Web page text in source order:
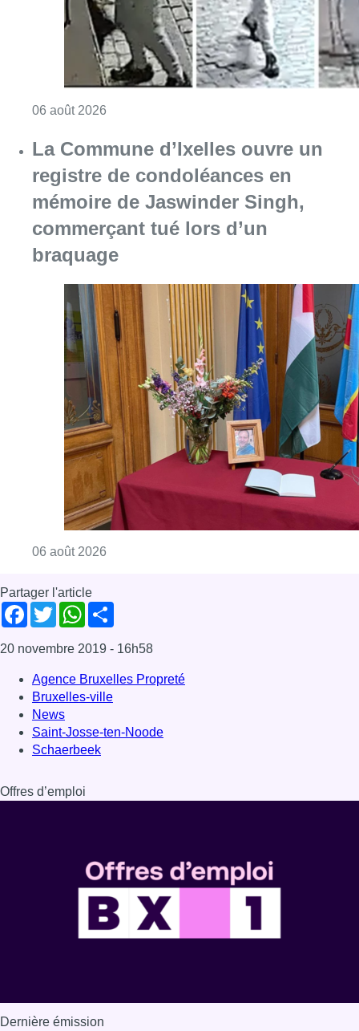
06 août 2026
La Commune d’Ixelles ouvre un
registre de condoléances en
mémoire de Jaswinder Singh,
commerçant tué lors d’un
braquage
06 août 2026
Partager l'article
Facebook
TwitterWhatsApp
20 novembre 2019 - 16h58
Agence Bruxelles Propreté
Bruxelles-ville
News
Saint-Josse-ten-Noode
Schaerbeek
Offres d’emploi
Dernière émission